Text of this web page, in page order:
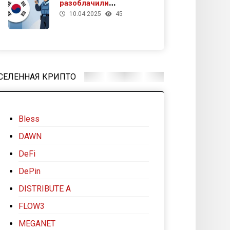
разоблачили
подпольное казино
10.04.2025 45
КРИПТО
Bless
DAWN
DeFi
DePin
DISTRIBUTE A
FLOW3
MEGANET